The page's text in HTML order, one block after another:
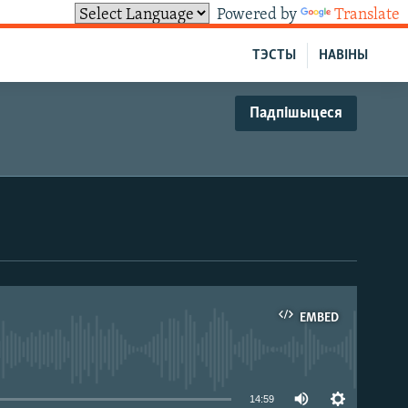
Powered by Translate
НАВІНЫ
ТЭСТЫ
Падпішыцеся
EMBED
14:59